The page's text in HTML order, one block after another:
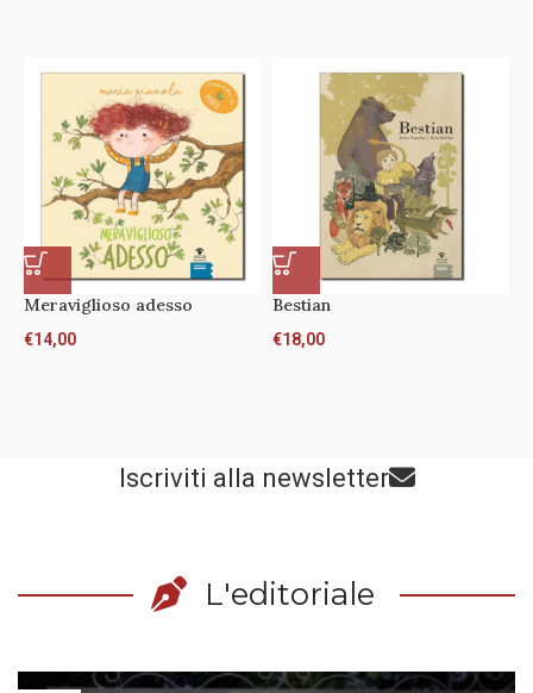
Meraviglioso adesso
€14,00
Bestian
€18,00
Iscriviti alla newsletter
L'editoriale